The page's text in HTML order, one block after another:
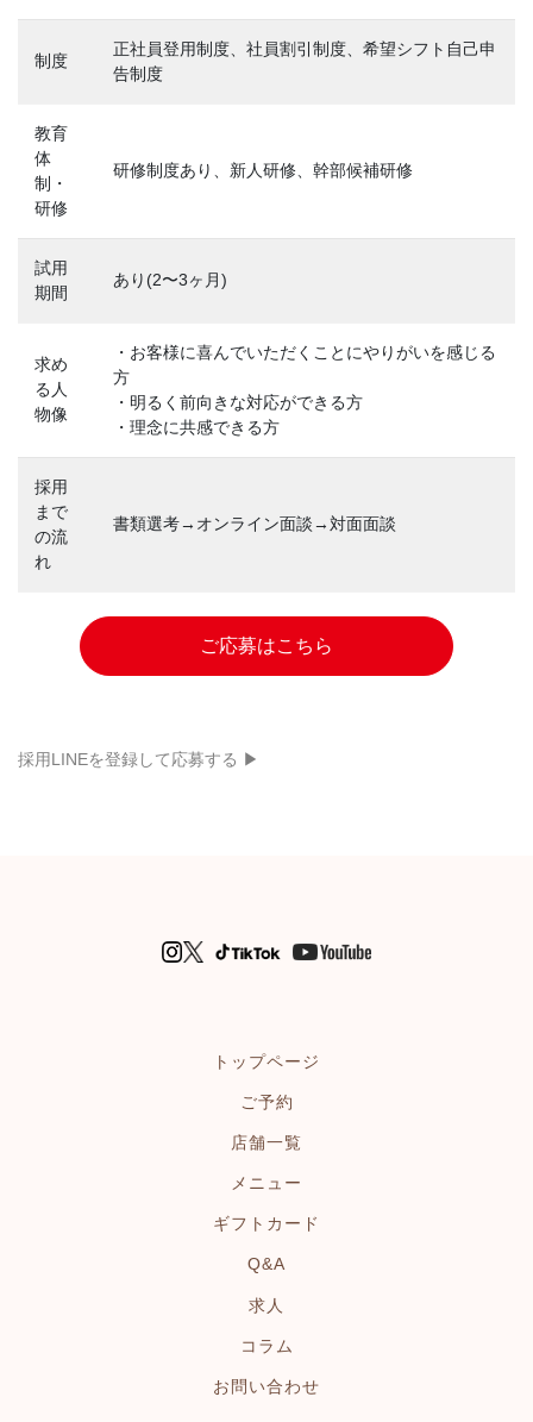
制度
正社員登用制度、社員割引制度、希望シフト自己申
告制度
教育
体
制・
研修
研修制度あり、新人研修、幹部候補研修
試用
期間
あり(2〜3ヶ月)
求め
る人
物像
・お客様に喜んでいただくことにやりがいを感じる
方
・明るく前向きな対応ができる方
・理念に共感できる方
採用
まで
の流
れ
書類選考→オンライン面談→対面面談
ご応募はこちら
採用LINEを登録して応募する ▶︎
トップページ
ご予約
店舗一覧
メニュー
ギフトカード
Q&A
求人
コラム
お問い合わせ